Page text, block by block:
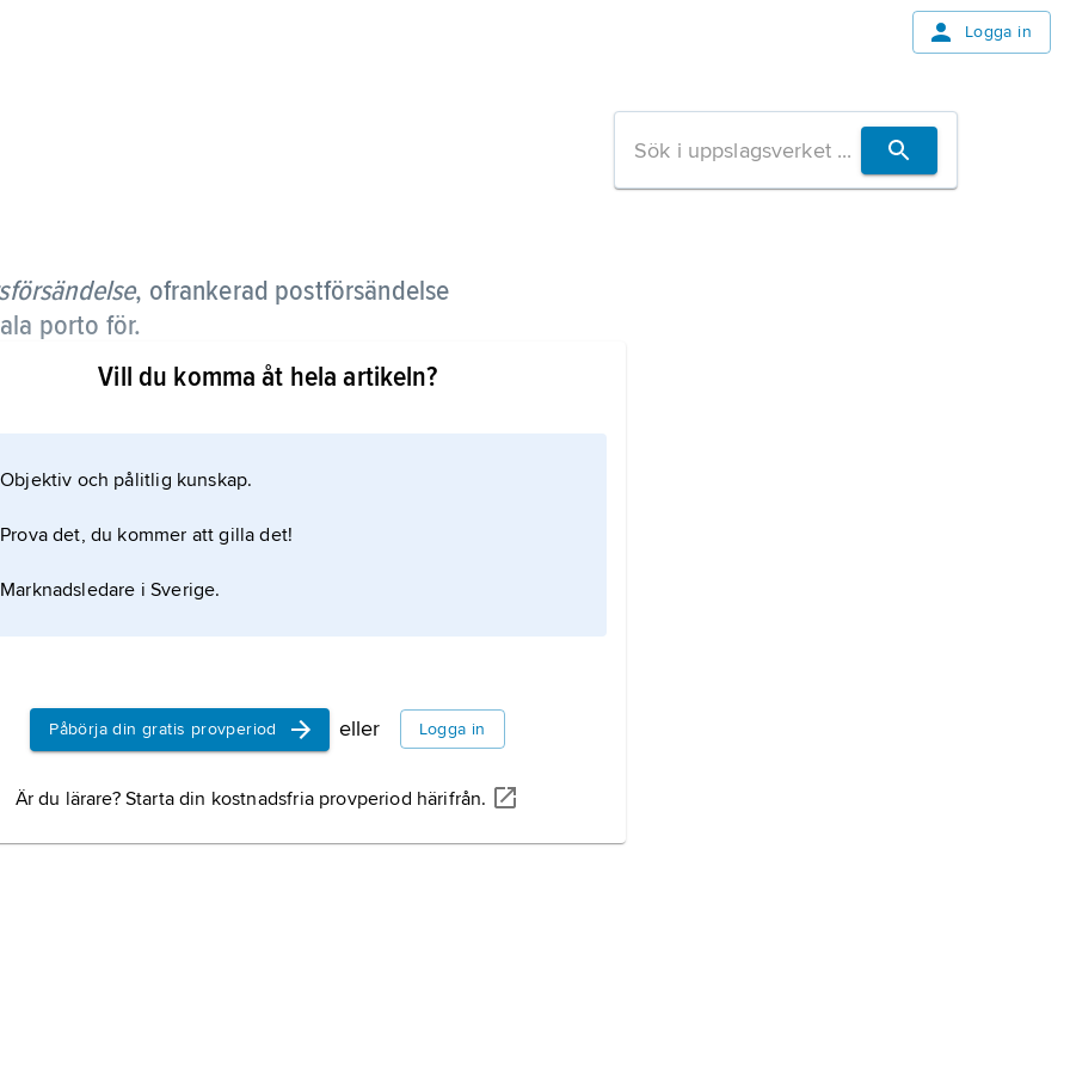
Logga in
, ofrankerad postförsändelse
porto för.
Svarspost är avsedd för postkunder som skickar
vill bifoga portofria svarskuvert eller svarskort
kan också utformas enligt reglerna för
kan även sändas
Vill du komma åt hela artikeln?
Objektiv och pålitlig kunskap.
Prova det, du kommer att gilla det!
Marknadsledare i Sverige.
Påbörja din gratis provperiod eller Logga in
Är du lärare? Starta din kostnadsfria provperiod härifrån.